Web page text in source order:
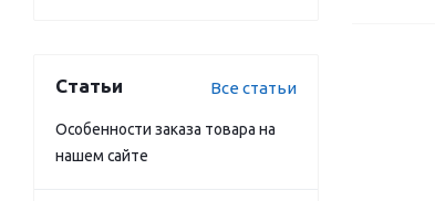
Статьи Все статьи
Особенности заказа товара на
нашем сайте